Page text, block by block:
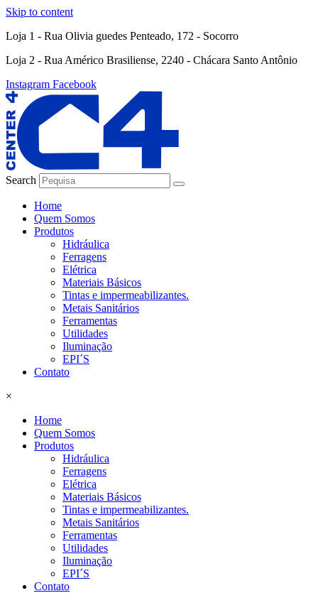
Skip to content
Loja 1 - Rua Olivia guedes Penteado, 172 - Socorro
Loja 2 - Rua Américo Brasiliense, 2240 - Chácara Santo Antônio
Instagram Facebook
Search
Home
Quem Somos
Produtos
Hidráulica
Ferragens
Elétrica
Materiais Básicos
Tintas e impermeabilizantes.
Metais Sanitários
Ferramentas
Utilidades
Iluminação
EPI´S
Contato
×
Home
Quem Somos
Produtos
Hidráulica
Ferragens
Elétrica
Materiais Básicos
Tintas e impermeabilizantes.
Metais Sanitários
Ferramentas
Utilidades
Iluminação
EPI´S
Contato